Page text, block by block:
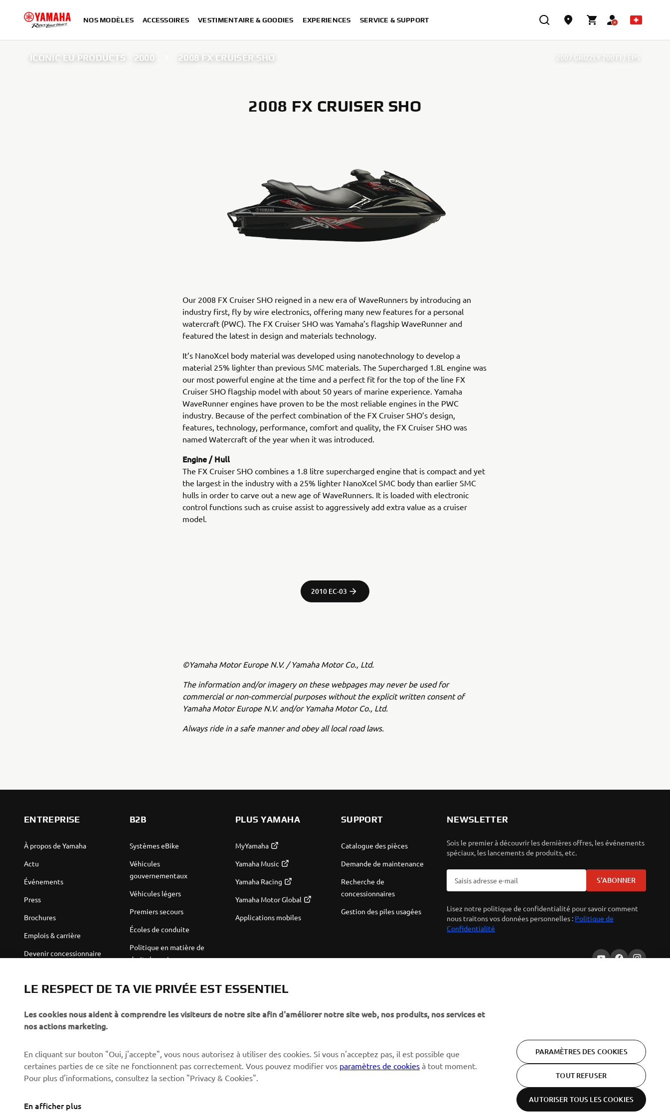
NOS MODÈLES ACCESSOIRES VESTIMENTAIRE & GOODIES EXPERIENCES SERVICE & SUPPORT
ICONIC EU PRODUCTS - 2000 2008 FX CRUISER SHO 2007 GRIZZLY 700 FI / EPS
2008 FX CRUISER SHO
Our 2008 FX Cruiser SHO reigned in a new era of WaveRunners by introducing an
industry first, fly by wire electronics, offering many new features for a personal
watercraft (PWC). The FX Cruiser SHO was Yamaha’s flagship WaveRunner and
featured the latest in design and materials technology.
It’s NanoXcel body material was developed using nanotechnology to develop a
material 25% lighter than previous SMC materials. The Supercharged 1.8L engine was
our most powerful engine at the time and a perfect fit for the top of the line FX
Cruiser SHO flagship model with about 50 years of marine experience. Yamaha
WaveRunner engines have proven to be the most reliable engines in the PWC
industry. Because of the perfect combination of the FX Cruiser SHO’s design,
features, technology, performance, comfort and quality, the FX Cruiser SHO was
named Watercraft of the year when it was introduced.
Engine / Hull
The FX Cruiser SHO combines a 1.8 litre supercharged engine that is compact and yet
the largest in the industry with a 25% lighter NanoXcel SMC body than earlier SMC
hulls in order to carve out a new age of WaveRunners. It is loaded with electronic
control functions such as cruise assist to aggressively add extra value as a cruiser
model.
2010 EC-03
©Yamaha Motor Europe N.V. / Yamaha Motor Co., Ltd.
The information and/or imagery on these webpages may never be used for
commercial or non-commercial purposes without the explicit written consent of
Yamaha Motor Europe N.V. and/or Yamaha Motor Co., Ltd.
Always ride in a safe manner and obey all local road laws.
ENTREPRISE
À propos de Yamaha
Actu
Événements
Press
Brochures
Emplois & carrière
Devenir concessionnaire
base
B2B
Systèmes eBike
Véhicules
gouvernementaux
Véhicules légers
Premiers secours
Écoles de conduite
Politique en matière de
droits humains
Partenariats
Informations techniques
Yamalube Safety Data
Sheets
PLUS YAMAHA
MyYamaha
Yamaha Music
Yamaha Racing
Yamaha Motor Global
Applications mobiles
SUPPORT
Catalogue des pièces
Demande de maintenance
Recherche de
concessionnaires
Gestion des piles usagées
NEWSLETTER
Sois le premier à découvrir les dernières offres, les événements
spéciaux, les lancements de produits, etc.
S'ABONNER
Lisez notre politique de confidentialité pour savoir comment
nous traitons vos données personnelles : Politique de
Confidentialité
Switzerland (French)
Politique de
confidentialité
Conditions
d'utilisation
LE RESPECT DE TA VIE PRIVÉE EST ESSENTIEL
Les cookies nous aident à comprendre les visiteurs de notre site afin d'améliorer notre site web, nos produits, nos services et
nos actions marketing.
En cliquant sur bouton "Oui, j'accepte", vous nous autorisez à utiliser des cookies. Si vous n'acceptez pas, il est possible que
certaines parties de ce site ne fonctionnent pas correctement. Vous pouvez modifier vos paramètres de cookies à tout moment.
Pour plus d'informations, consultez la section "Privacy & Cookies".
En afficher plus
PARAMÈTRES DES COOKIES
TOUT REFUSER
AUTORISER TOUS LES COOKIES